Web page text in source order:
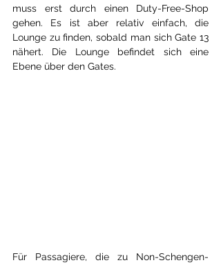
muss erst durch einen Duty-Free-Shop
gehen. Es ist aber relativ einfach, die
Lounge zu finden, sobald man sich Gate 13
nähert. Die Lounge befindet sich eine
Ebene über den Gates.
Für Passagiere, die zu Non-Schengen-